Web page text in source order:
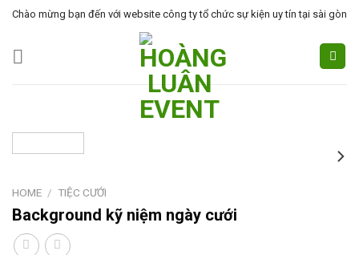
Skip
content
Chào mừng bạn đến với website công ty tổ chức sự kiện uy tín tại sài gòn
HOME / TIỆC CƯỚI
Background kỹ niệm ngày cưới